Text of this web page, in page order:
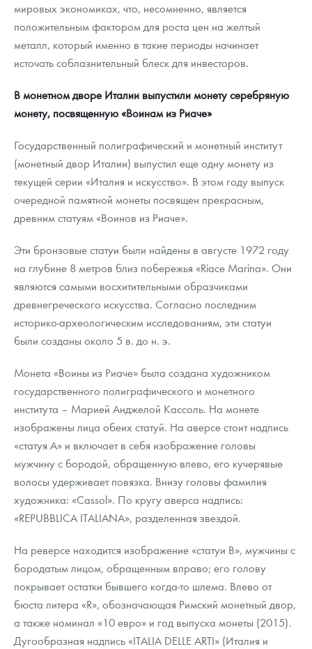
мировых экономиках, что, несомненно, является
положительным фактором для роста цен на желтый
металл, который именно в такие периоды начинает
источать соблазнительный блеск для инвесторов.
В монетном дворе Италии выпустили монету серебряную
монету, посвященную «Воинам из Риаче»
Государственный полиграфический и монетный институт
(монетный двор Италии) выпустил еще одну монету из
текущей серии «Италия и искусство». В этом году выпуск
очередной памятной монеты посвящен прекрасным,
древним статуям «Воинов из Риаче».
Эти бронзовые статуи были найдены в августе 1972 году
на глубине 8 метров близ побережья «Riace Marina». Они
являются самыми восхитительными образчиками
древнегреческого искусства. Согласно последним
историко-археологическим исследованиям, эти статуи
были созданы около 5 в. до н. э.
Монета «Воины из Риаче» была создана художником
государственного полиграфического и монетного
института – Марией Анджелой Кассоль. На монете
изображены лица обеих статуй. На аверсе стоит надпись
«статуя А» и включает в себя изображение головы
мужчину с бородой, обращенную влево, его кучерявые
волосы удерживает повязка. Внизу головы фамилия
художника: «Cassol». По кругу аверса надпись:
«REPUBBLICA ITALIANA», разделенная звездой.
На реверсе находится изображение «статуи B», мужчины с
бородатым лицом, обращенным вправо; его голову
покрывает остатки бывшего когда-то шлема. Влево от
бюста литера «R», обозначающая Римский монетный двор,
а также номинал «10 евро» и год выпуска монеты (2015).
Дугообразная надпись «ITALIA DELLE ARTI» (Италия и